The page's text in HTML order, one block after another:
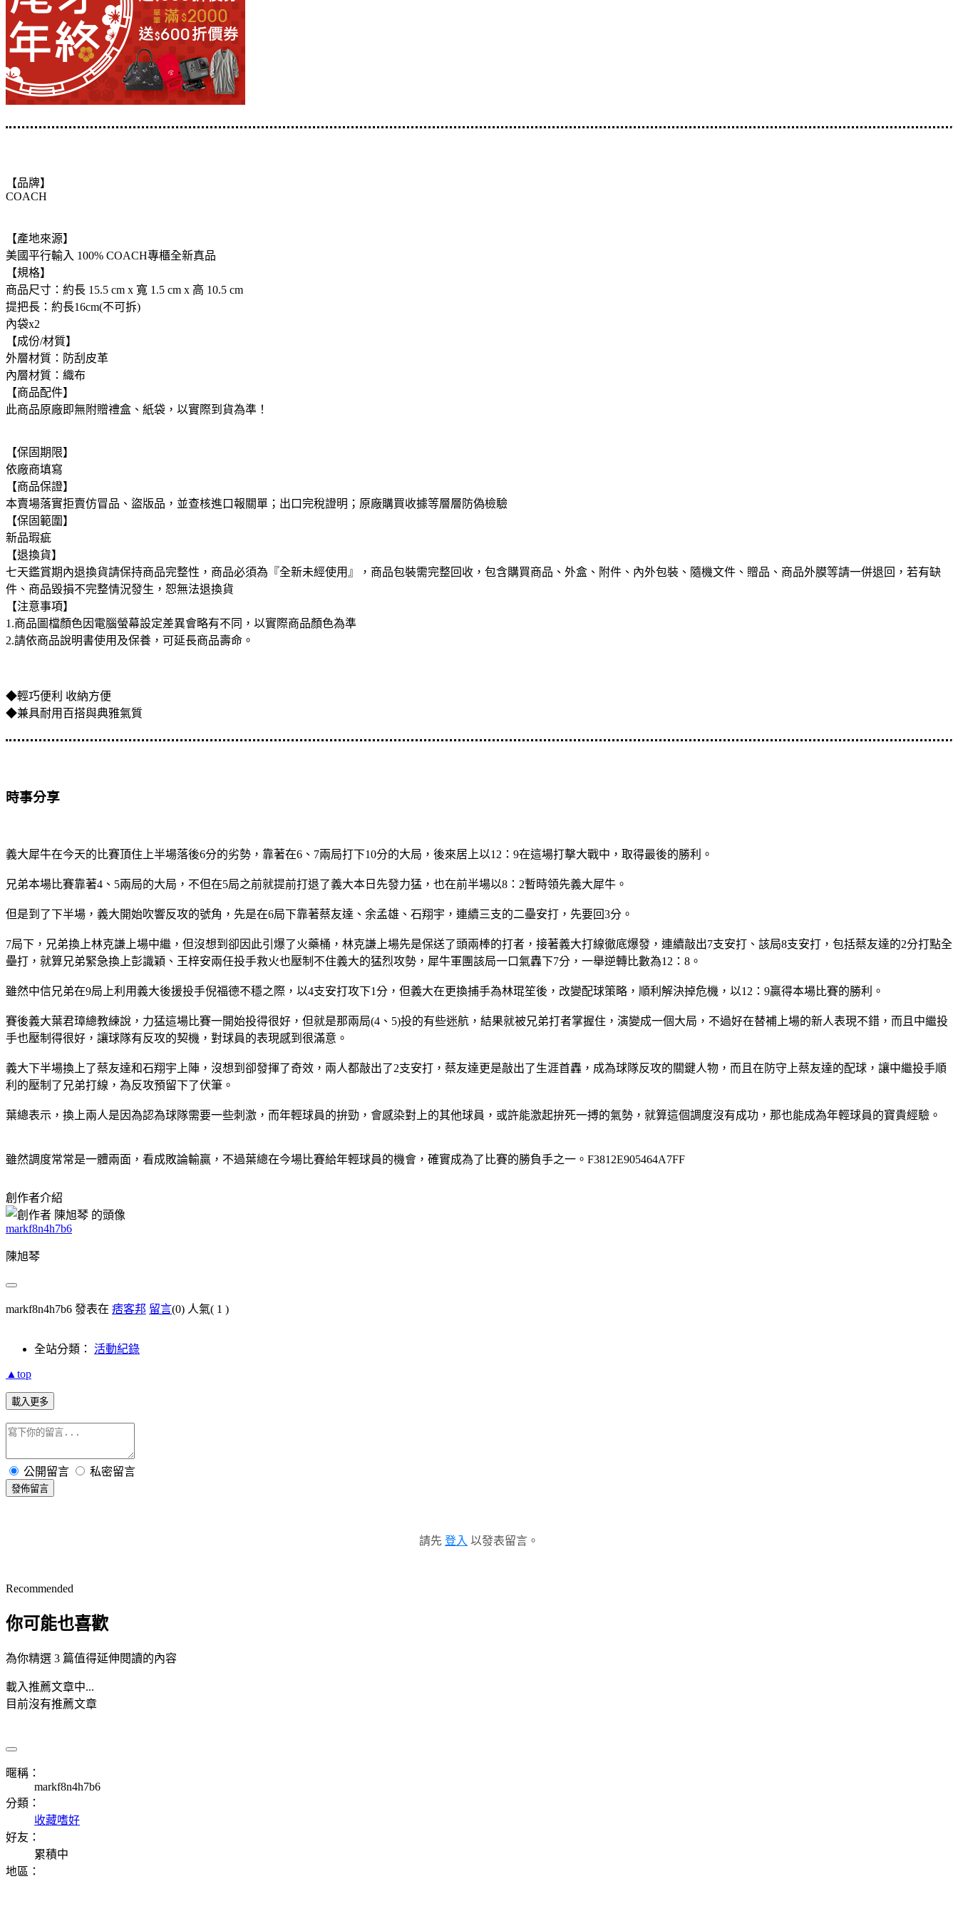
【品牌】
COACH
【產地來源】
美國平行輸入 100% COACH專櫃全新真品
【規格】
商品尺寸：約長 15.5 cm x 寬 1.5 cm x 高 10.5 cm
提把長：約長16cm(不可拆)
內袋x2
【成份/材質】
外層材質：防刮皮革
內層材質：織布
【商品配件】
此商品原廠即無附贈禮盒、紙袋，以實際到貨為準！
【保固期限】
依廠商填寫
【商品保證】
本賣場落實拒賣仿冒品、盜版品，並查核進口報關單；出口完稅證明；原廠購買收據等層層防偽檢驗
【保固範圍】
新品瑕疵
【退換貨】
七天鑑賞期內退換貨請保持商品完整性，商品必須為『全新未經使用』，商品包裝需完整回收，包含購買商品、外盒、附件、內外包裝、隨機文件、贈品、商品外膜等請一併退回，若有缺
件、商品毀損不完整情況發生，恕無法退換貨
【注意事項】
1.商品圖檔顏色因電腦螢幕設定差異會略有不同，以實際商品顏色為準
2.請依商品說明書使用及保養，可延長商品壽命。
◆輕巧便利 收納方便
◆兼具耐用百搭與典雅氣質
時事分享
義大犀牛在今天的比賽頂住上半場落後6分的劣勢，靠著在6、7兩局打下10分的大局，後來居上以12：9在這場打擊大戰中，取得最後的勝利。
兄弟本場比賽靠著4、5兩局的大局，不但在5局之前就提前打退了義大本日先發力猛，也在前半場以8：2暫時領先義大犀牛。
但是到了下半場，義大開始吹響反攻的號角，先是在6局下靠著蔡友達、余孟雄、石翔宇，連續三支的二壘安打，先要回3分。
7局下，兄弟換上林克謙上場中繼，但沒想到卻因此引爆了火藥桶，林克謙上場先是保送了頭兩棒的打者，接著義大打線徹底爆發，連續敲出7支安打、該局8支安打，包括蔡友達的2分打點全
壘打，就算兄弟緊急換上彭識穎、王梓安兩任投手救火也壓制不住義大的猛烈攻勢，犀牛軍團該局一口氣轟下7分，一舉逆轉比數為12：8。
雖然中信兄弟在9局上利用義大後援投手倪福德不穩之際，以4支安打攻下1分，但義大在更換捕手為林琨笙後，改變配球策略，順利解決掉危機，以12：9贏得本場比賽的勝利。
賽後義大葉君璋總教練說，力猛這場比賽一開始投得很好，但就是那兩局(4、5)投的有些迷航，結果就被兄弟打者掌握住，演變成一個大局，不過好在替補上場的新人表現不錯，而且中繼投
手也壓制得很好，讓球隊有反攻的契機，對球員的表現感到很滿意。
義大下半場換上了蔡友達和石翔宇上陣，沒想到卻發揮了奇效，兩人都敲出了2支安打，蔡友達更是敲出了生涯首轟，成為球隊反攻的關鍵人物，而且在防守上蔡友達的配球，讓中繼投手順
利的壓制了兄弟打線，為反攻預留下了伏筆。
葉總表示，換上兩人是因為認為球隊需要一些刺激，而年輕球員的拚勁，會感染對上的其他球員，或許能激起拚死一搏的氣勢，就算這個調度沒有成功，那也能成為年輕球員的寶貴經驗。
雖然調度常常是一體兩面，看成敗論輸贏，不過葉總在今場比賽給年輕球員的機會，確實成為了比賽的勝負手之一。F3812E905464A7FF
創作者介紹
markf8n4h7b6
陳旭琴
markf8n4h7b6 發表在 痞客邦 留言(0) 人氣( 1 )
全站分類： 活動紀錄
▲top
載入更多
公開留言 私密留言
發佈留言
請先 登入 以發表留言。
Recommended
你可能也喜歡
為你精選 3 篇值得延伸閱讀的內容
載入推薦文章中...
目前沒有推薦文章
暱稱：
markf8n4h7b6
分類：
收藏嗜好
好友：
累積中
地區：